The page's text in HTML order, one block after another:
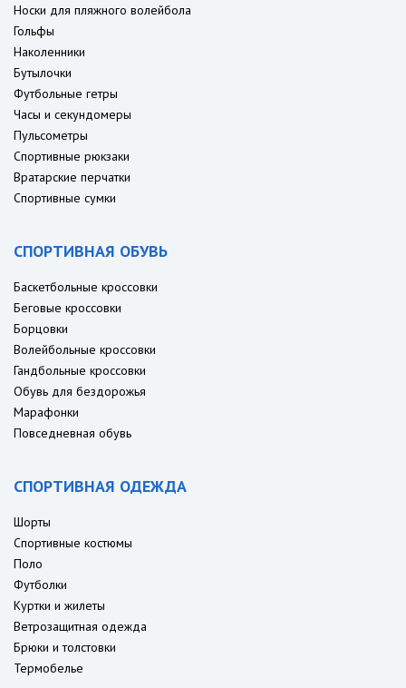
Носки для пляжного волейбола
Гольфы
Наколенники
Бутылочки
Футбольные гетры
Часы и секундомеры
Пульсометры
Спортивные рюкзаки
Вратарские перчатки
Спортивные сумки
СПОРТИВНАЯ ОБУВЬ
Баскетбольные кроссовки
Беговые кроссовки
Борцовки
Волейбольные кроссовки
Гандбольные кроссовки
Обувь для бездорожья
Марафонки
Повседневная обувь
СПОРТИВНАЯ ОДЕЖДА
Шорты
Спортивные костюмы
Поло
Футболки
Куртки и жилеты
Ветрозащитная одежда
Брюки и толстовки
Термобелье